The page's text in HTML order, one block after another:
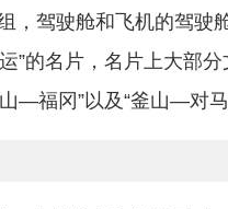
，驾驶舱和飞机的驾驶
”的名片，名片上大部
—福冈”以及“釜山—对